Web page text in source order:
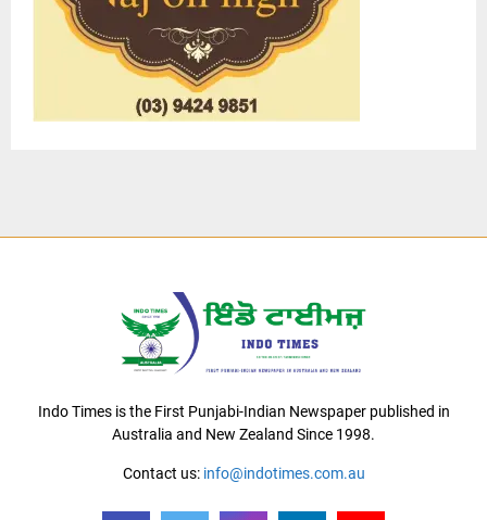
Indo Times is the First Punjabi-Indian Newspaper published in
Australia and New Zealand Since 1998.
Contact us: info@indotimes.com.au